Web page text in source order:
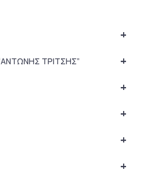
+
+
ΤΡΙΤΣΗΣ”
+
+
+
+